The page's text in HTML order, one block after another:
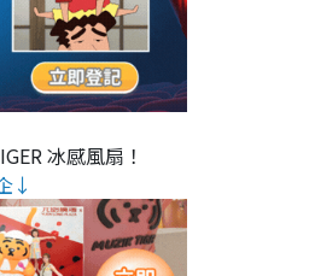
冰感風扇！
↓